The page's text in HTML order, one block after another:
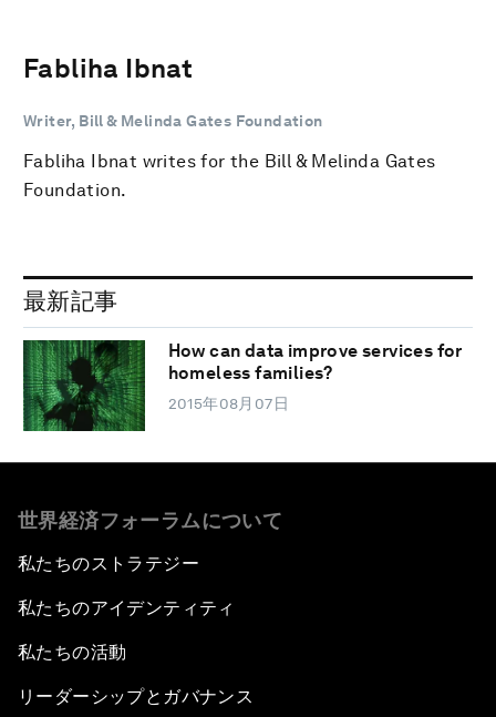
Fabliha Ibnat
Writer, Bill & Melinda Gates Foundation
Fabliha Ibnat writes for the Bill & Melinda Gates
Foundation.
最新記事
How can data improve services for
homeless families?
2015年08月07日
世界経済フォーラムについて
私たちのストラテジー
私たちのアイデンティティ
私たちの活動
リーダーシップとガバナンス